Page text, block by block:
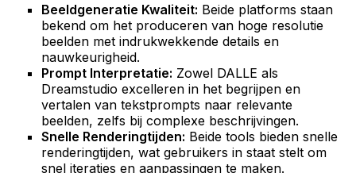
Beeldgeneratie Kwaliteit: Beide platforms staan
bekend om het produceren van hoge resolutie
beelden met indrukwekkende details en
nauwkeurigheid.
Prompt Interpretatie: Zowel DALLE als
Dreamstudio excelleren in het begrijpen en
vertalen van tekstprompts naar relevante
beelden, zelfs bij complexe beschrijvingen.
Snelle Renderingtijden: Beide tools bieden snelle
renderingtijden, wat gebruikers in staat stelt om
snel iteraties en aanpassingen te maken.